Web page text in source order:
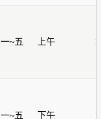
一~五 上午
一~五 下午